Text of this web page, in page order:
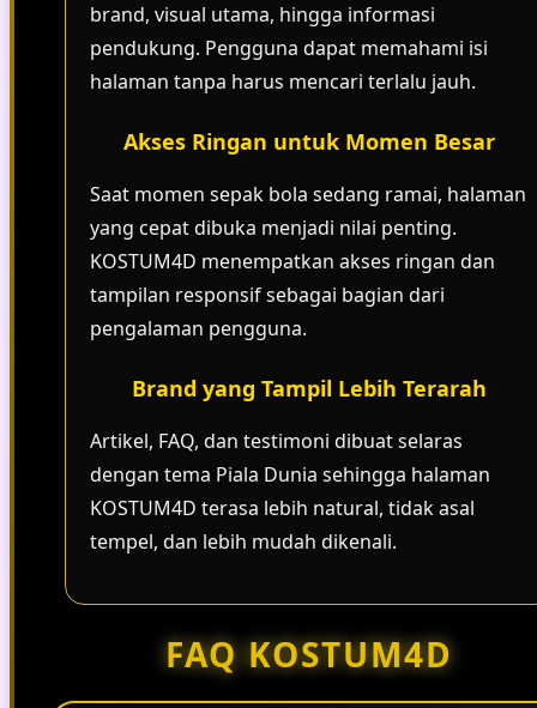
brand, visual utama, hingga informasi
pendukung. Pengguna dapat memahami isi
halaman tanpa harus mencari terlalu jauh.
Akses Ringan untuk Momen Besar
Saat momen sepak bola sedang ramai, halaman
yang cepat dibuka menjadi nilai penting.
KOSTUM4D menempatkan akses ringan dan
tampilan responsif sebagai bagian dari
pengalaman pengguna.
Brand yang Tampil Lebih Terarah
Artikel, FAQ, dan testimoni dibuat selaras
dengan tema Piala Dunia sehingga halaman
KOSTUM4D terasa lebih natural, tidak asal
tempel, dan lebih mudah dikenali.
FAQ KOSTUM4D